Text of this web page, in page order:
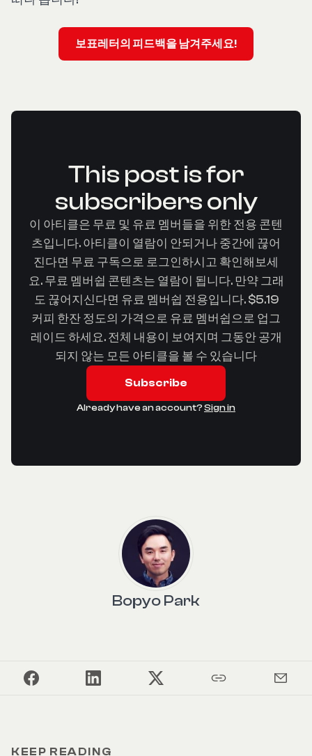
보표레터의 피드백을 남겨주세요!
This post is for
subscribers only
이 아티클은 무료 및 유료 멤버들을 위한 전용 콘텐
츠입니다. 아티클이 열람이 안되거나 중간에 끊어
진다면 무료 구독으로 로그인하시고 확인해보세
요. 무료 멤버쉽 콘텐츠는 열람이 됩니다. 만약 그래
도 끊어지신다면 유료 멤버쉽 전용입니다. $5.19
커피 한잔 정도의 가격으로 유료 멤버쉽으로 업그
레이드 하세요. 전체 내용이 보여지며 그동안 공개
되지 않는 모든 아티클을 볼 수 있습니다
Subscribe
Already have an account?Sign in
Bopyo Park
KEEP READING